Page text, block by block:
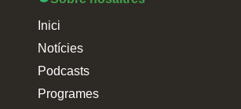
Inici
Notícies
Podcasts
Programes